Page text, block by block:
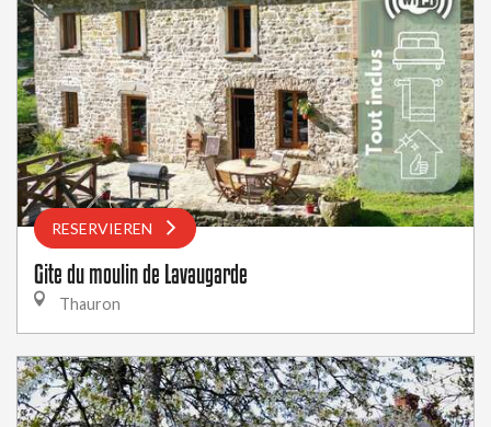
RESERVIEREN
Gite du moulin de Lavaugarde
Thauron